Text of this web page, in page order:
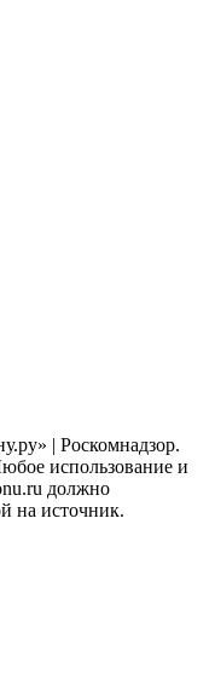
| Роскомнадзор.
использование и
должно
на источник.